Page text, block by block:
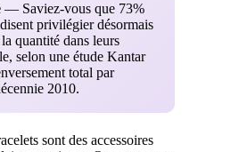
— Saviez-vous que 73%
privilégier désormais
quantité dans leurs
selon une étude Kantar
total par
2010.
sont des accessoires